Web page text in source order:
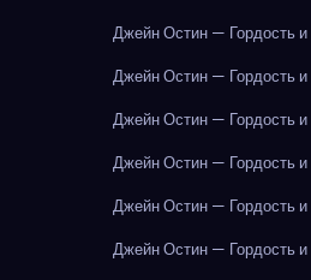
Джейн Остин — Гордость
Джейн Остин — Гордость
Джейн Остин — Гордость
Джейн Остин — Гордость
Джейн Остин — Гордость
Джейн Остин — Гордость